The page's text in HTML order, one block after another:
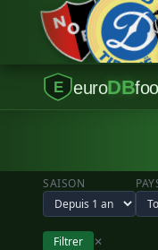
E euroDB
SAISON
Filtrer ✕